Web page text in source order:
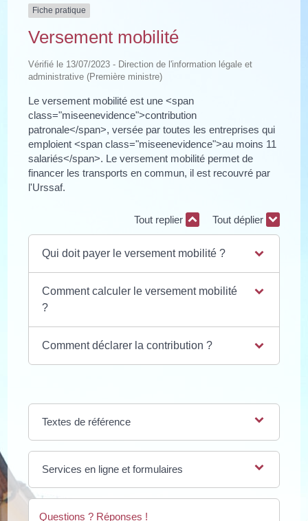
Fiche pratique
Versement mobilité
Vérifié le 13/07/2023 - Direction de l'information légale et
administrative (Première ministre)
Le versement mobilité est une <span
class="miseenevidence">contribution
patronale</span>, versée par toutes les entreprises qui
emploient <span class="miseenevidence">au moins 11
salariés</span>. Le versement mobilité permet de
financer les transports en commun, il est recouvré par
l'Urssaf.
Tout replier Tout déplier
Qui doit payer le versement mobilité ?
Comment calculer le versement mobilité
?
Comment déclarer la contribution ?
Textes de référence
Services en ligne et formulaires
Questions ? Réponses !